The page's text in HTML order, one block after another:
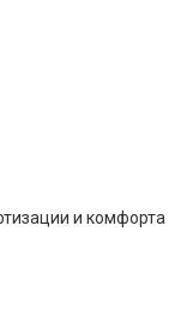
и комфорта